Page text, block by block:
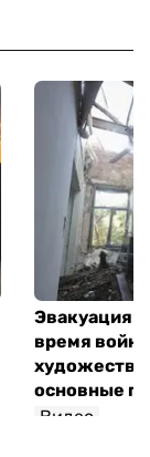
Эвакуация
время
основные
Видео